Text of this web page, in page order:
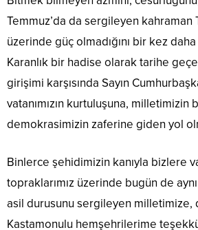
Temmuz’da da sergileyen
üzerinde güç olmadığını bir kez daha
Karanlık bir hadise olarak tarihe
girişimi karşısında Sayın
vatanımızın kurtuluşuna, milletimizin
demokrasimizin zaferine giden yol
Binlerce şehidimizin kanıyla bizlere
topraklarımız üzerinde bugün de
asil durusunu sergileyen milletimize,
Kastamonulu hemşehrilerime